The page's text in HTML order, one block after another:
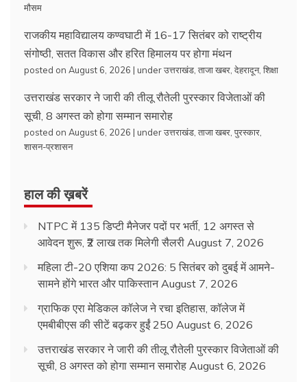
मौसम
राजकीय महाविद्यालय कण्वघाटी में 16-17 सितंबर को राष्ट्रीय
संगोष्ठी, सतत विकास और हरित हिमालय पर होगा मंथन
posted on August 6, 2026 | underउत्तराखंड ताजा खबर देहरादून, शिक्षा
उत्तराखंड सरकार ने जारी की तीलू रौतेली पुरस्कार विजेताओं की
सूची, 8 अगस्त को होगा सम्मान समारोह
posted on August 6, 2026 | underउत्तराखंड ताजा खबर पुरस्कार
शासन-प्रशासन
हाल की ख़बरें
NTPC में 135 डिप्टी मैनेजर पदों पर भर्ती, 12 अगस्त से
आवेदन शुरू, ₹2 लाख तक मिलेगी सैलरी August 7, 2026
महिला टी-20 एशिया कप 2026: 5 सितंबर को दुबई में आमने-
सामने होंगे भारत और पाकिस्तान August 7, 2026
ग्राफिक एरा मेडिकल कॉलेज ने रचा इतिहास, कॉलेज में
एमबीबीएस की सीटें बढ़कर हुईं 250 August 6, 2026
उत्तराखंड सरकार ने जारी की तीलू रौतेली पुरस्कार विजेताओं की
सूची, 8 अगस्त को होगा सम्मान समारोह August 6, 2026